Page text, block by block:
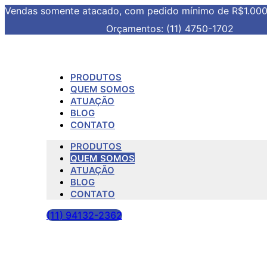
Vendas somente atacado, com pedido mínimo de R$1.000
Orçamentos: (11) 4750-1702
PRODUTOS
QUEM SOMOS
ATUAÇÃO
BLOG
CONTATO
PRODUTOS
QUEM SOMOS
ATUAÇÃO
BLOG
CONTATO
(11) 94132-2362